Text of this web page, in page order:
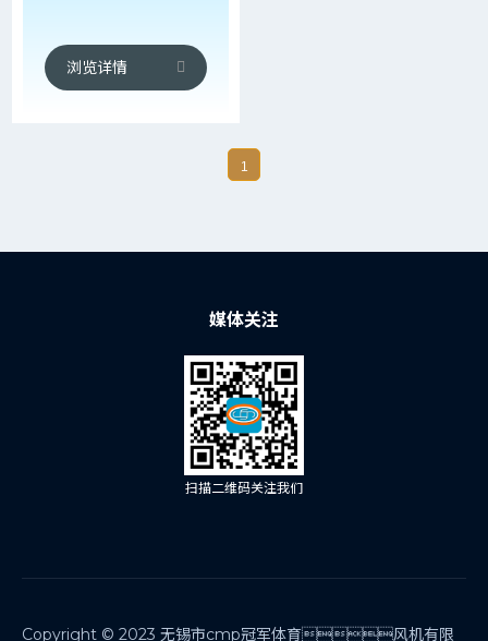
浏览详情
1
媒体关注
扫描二维码关注我们
Copyright © 2023 无锡市cmp冠军体育风机有限